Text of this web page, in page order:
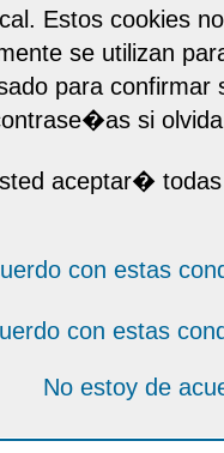
Estos cookies
se utilizan
para
si
aceptar�
con estas
con estas
No estoy de